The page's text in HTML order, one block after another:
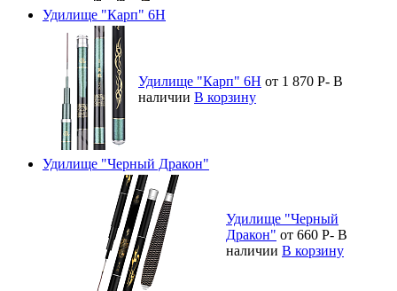
Удилище "Карп" 6H
Удилище "Карп" 6H от 1 870 Р- В
наличии В корзину
Удилище "Черный Дракон"
Удилище "Черный
Дракон" от 660 Р- В
наличии В корзину